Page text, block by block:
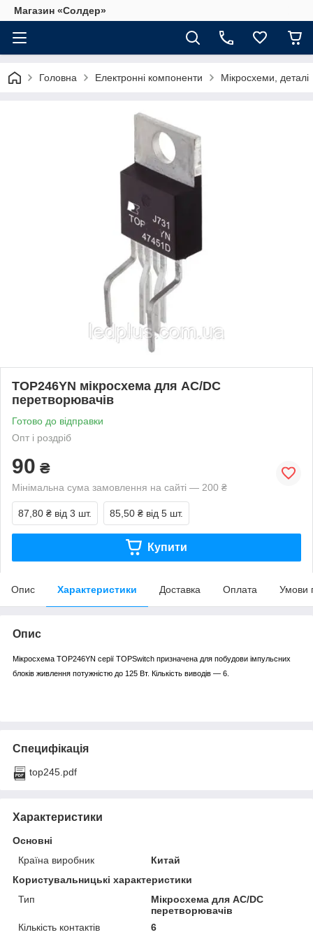
Магазин «Солдер»
Головна Електронні компоненти Мікросхеми, деталі
TOP246YN мікросхема для AC/DC
перетворювачів
Готово до відправки
Опт і роздріб
90 ₴
Мінімальна сума замовлення на сайті — 200 ₴
87,80 ₴ від 3 шт. 85,50 ₴ від 5 шт.
Купити
Опис Характеристики Доставка Оплата Умови
Опис
Мікросхема TOP246YN серії TOPSwitch призначена для побудови імпульсних
блоків живлення потужністю до 125 Вт. Кількість виводів — 6.
Специфікація
top245.pdf
Характеристики
Основні
Країна виробник
Китай
Користувальницькі характеристики
Тип
Мікросхема для AC/DC
перетворювачів
Кількість контактів
6